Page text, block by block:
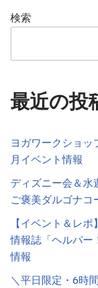
検索
最近の投
ヨガワークショッ
月イベント情報
ディズニー会＆水
ご褒美ダルゴナコ
【イベント＆レ
情報誌「ヘルパー
情報
＼平日限定・6時